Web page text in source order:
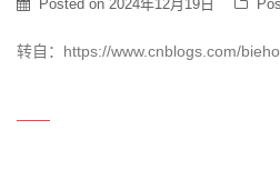
Posted on 2024年12月19日
转自：https://www.cnblogs.com/